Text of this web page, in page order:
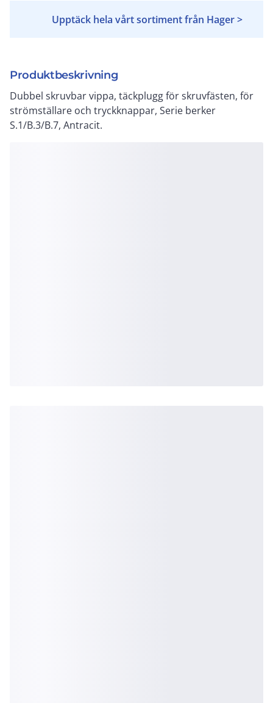
Upptäck hela vårt sortiment från Hager >
Produktbeskrivning
Dubbel skruvbar vippa, täckplugg för skruvfästen, för
strömställare och tryckknappar, Serie berker
S.1/B.3/B.7, Antracit.